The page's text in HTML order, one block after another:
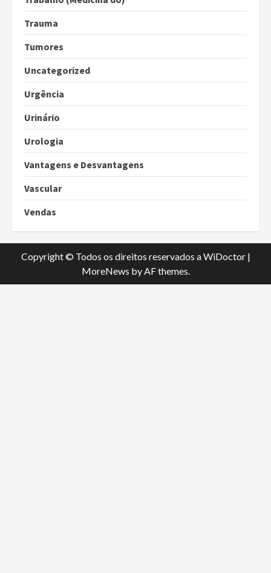
Trauma
Tumores
Uncategorized
Urgência
Urinário
Urologia
Vantagens e Desvantagens
Vascular
Vendas
Copyright © Todos os direitos reservados a WiDoctor |
MoreNews by AF themes.